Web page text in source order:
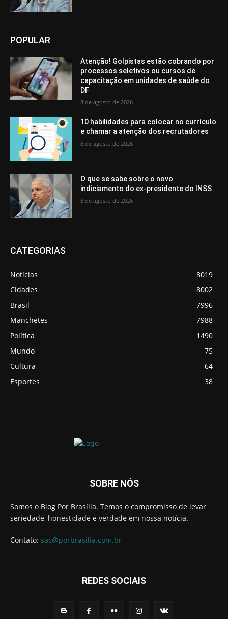
POPULAR
Atenção! Golpistas estão cobrando por
processos seletivos ou cursos de
capacitação em unidades de saúde do
DF
8 de agosto de 2026
10 habilidades para colocar no currículo
e chamar a atenção dos recrutadores
8 de agosto de 2026
O que se sabe sobre o novo
indiciamento do ex-presidente do INSS
8 de agosto de 2026
CATEGORIAS
Notícias
8019
Cidades
8002
Brasil
7996
Manchetes
7988
Política
1490
Mundo
75
Cultura
64
Esportes
38
SOBRE NÓS
Somos o Blog Por Brasília. Temos o compromisso de levar
seriedade, honestidade e verdade em nossa notícia.
Contato: sac@porbrasilia.com.br
REDES SOCIAIS